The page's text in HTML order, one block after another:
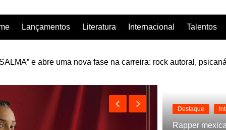
Lançamentos Literatura Internacional Talentos
e abre uma nova fase na carreira: rock autoral,
“Projeção”, de 2010, nas plataformas digitais
Destaque
Rapper